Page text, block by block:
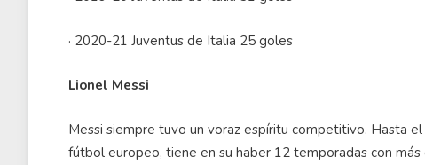
· 2020-21 Juventus de Italia 25 goles
Lionel Messi
Messi siempre tuvo un voraz espíritu competitivo. Hasta
fútbol europeo, tiene en su haber 12 temporadas con